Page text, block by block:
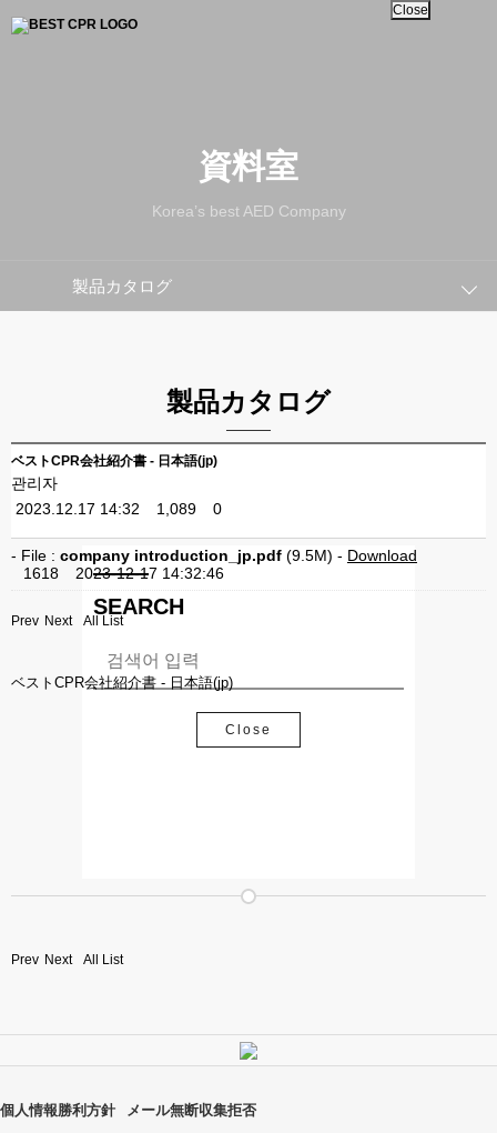
Close
방문해 주셔서 감사합니다.
Close
SEARCH
Close
資料室
Korea’s best AED Company
製品カタログ
製品カタログ
ベストCPR会社紹介書 - 日本語(jp)
관리자
2023.12.17 14:32
1,089 0
- File : company introduction_jp.pdf (9.5M) - Download
1618
2023-12-17 14:32:46
Prev Next All List
ベストCPR会社紹介書 - 日本語(jp)
Prev Next All List
個人情報勝利方針
メール無断収集拒否